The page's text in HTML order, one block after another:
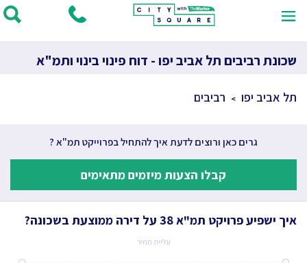
שכונת רביבים תל אביב יפו - דוח פינוי בינוי ותמ"א
תל אביב יפו רביבים
גרים כאן ורוצים לדעת איך להתחיל בפרוייקט תמ"א ?
קבלו הצעות מיזמים מתאימים
איך ישפיע פרויקט תמ"א 38 על דירה ממוצעת בשכונה?